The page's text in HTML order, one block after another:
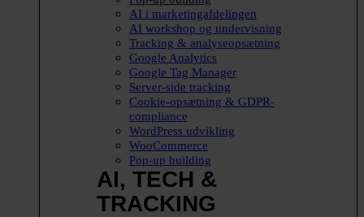
AI i marketingafdelingen
AI workshop og undervisning
Tracking & analyseopsætning
Google Analytics
Google Tag Manager
Server-side tracking
Cookie-opsætning & GDPR-
compliance
WordPress udvikling
WooCommerce
Pop-up building
AI, TECH &
TRACKING